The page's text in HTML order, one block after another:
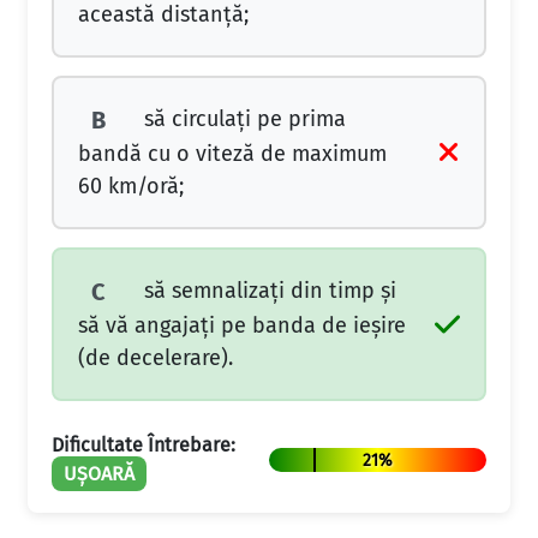
această distanţă;
B
să circulaţi pe prima
bandă cu o viteză de maximum
60 km/oră;
C
să semnalizaţi din timp şi
să vă angajaţi pe banda de ieşire
(de decelerare).
Dificultate Întrebare:
UȘOARĂ
21%